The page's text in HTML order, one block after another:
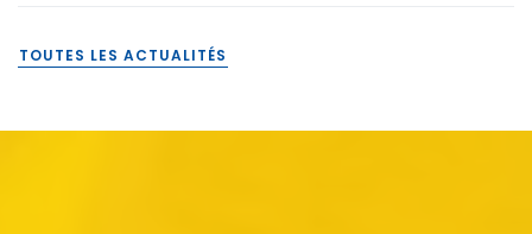
TOUTES LES ACTUALITÉS